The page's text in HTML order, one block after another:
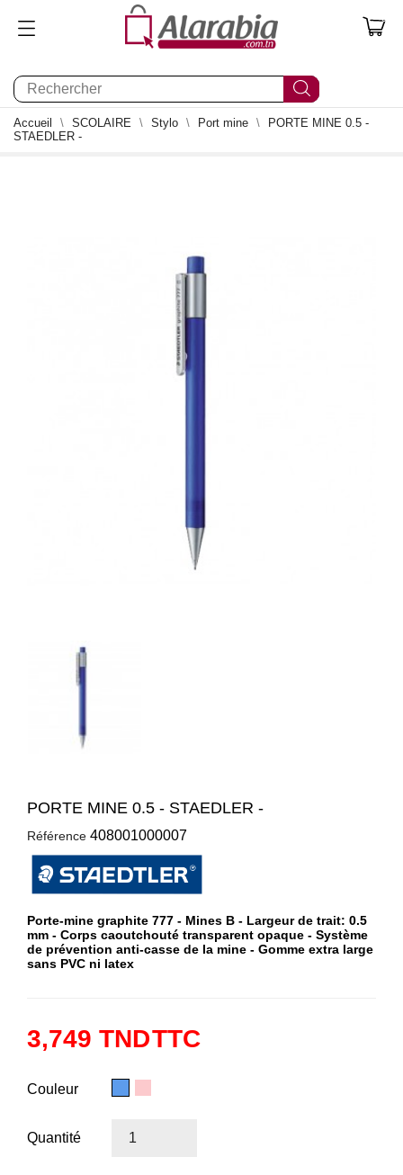
0
Accueil SCOLAIRE Stylo Port mine
PORTE MINE 0.5 -
STAEDLER -
PORTE MINE 0.5 - STAEDLER -
Référence 408001000007
Porte-mine graphite 777 - Mines B - Largeur de trait: 0.5
mm - Corps caoutchouté transparent opaque - Système
de prévention anti-casse de la mine - Gomme extra large
sans PVC ni latex
3,749 TNDTTC
Couleur
Quantité